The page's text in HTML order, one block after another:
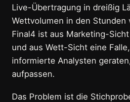
Live-Übertragung in dreißig
Wettvolumen in den Stunden
Final4 ist aus Marketing-
und aus Wett-Sicht eine
informierte Analysten
aufpassen.
Das Problem ist die